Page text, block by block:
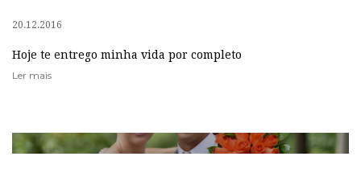
20.12.2016
Hoje te entrego minha vida por completo
Ler mais